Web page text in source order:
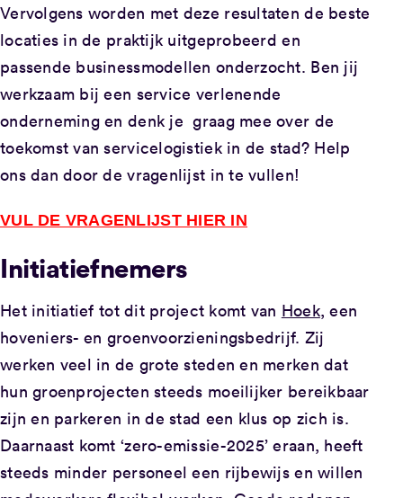
Vervolgens worden met deze resultaten de beste
locaties in de praktijk uitgeprobeerd en
passende businessmodellen onderzocht. Ben jij
werkzaam bij een service verlenende
onderneming en denk je graag mee over de
toekomst van servicelogistiek in de stad? Help
ons dan door de vragenlijst in te vullen!
VUL DE VRAGENLIJST HIER IN
Initiatiefnemers
Het initiatief tot dit project komt van Hoek, een
hoveniers- en groenvoorzieningsbedrijf. Zij
werken veel in de grote steden en merken dat
hun groenprojecten steeds moeilijker bereikbaar
zijn en parkeren in de stad een klus op zich is.
Daarnaast komt ‘zero-emissie-2025’ eraan, heeft
steeds minder personeel een rijbewijs en willen